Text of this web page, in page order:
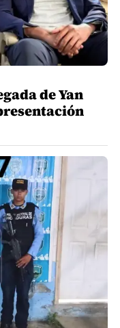
de Yan